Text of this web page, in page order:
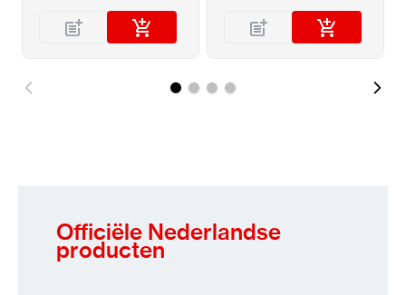
Alarmingangen/uitgangen: 4 / 1
Bewegingsdetectie: 22 x 18 bewegingszones
Belangrijkste functies: NVR van de serie
Intelligente beeldanalyse:
Officiële Nederlandse
producten